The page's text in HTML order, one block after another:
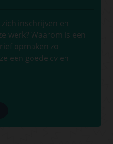
inschrijven en
werk? Waarom is een
opmaken zo
een goede cv en